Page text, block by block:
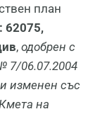
план
62075,
, одобрен с
7/06.07.2004
изменен със
на